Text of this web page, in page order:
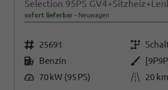
sofort lieferbar Neuwagen
Fahrzeugnr. 25691 Getriebe
Kraftstoff Benzin Außenfarbe
Leistung 70 kW (95 PS) Kilometerstand 20 km